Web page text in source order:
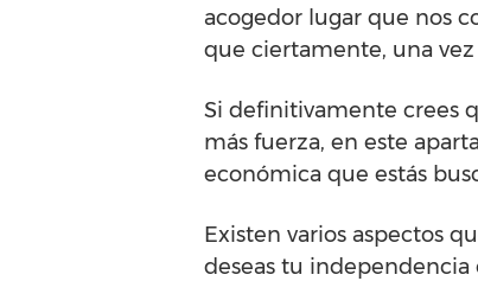
acogedor lugar que nos
que ciertamente, una
Si definitivamente crees
más fuerza, en este
económica que estás
Existen varios aspectos
deseas tu independencia